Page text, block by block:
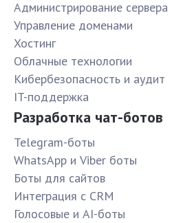
Администрирование сервера
Управление доменами
Хостинг
Облачные технологии
Кибербезопасность и аудит
IT-поддержка
Разработка чат-ботов
Telegram-боты
WhatsApp и Viber боты
Боты для сайтов
Интеграция с CRM
Голосовые и AI-боты